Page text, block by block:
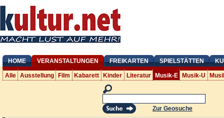
HOME VERANSTALTUNGEN FREIKARTEN SPIELSTÄTTEN
Alle Ausstellung Film Kabarett Kinder Literatur Musik-E Musik-U
Zur Geosuche